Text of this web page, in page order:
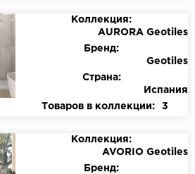
Коллекция:
AURORA Geotiles
Бренд:
Geotiles
Страна:
Испания
Товаров в коллекции:
3
Коллекция:
AVORIO Geotiles
Бренд: